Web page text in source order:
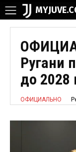
Ругани
до 2028
ОФИЦИАЛЬНО